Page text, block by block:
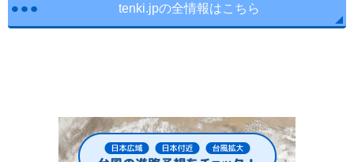
tenki.jpの全情報はこちら